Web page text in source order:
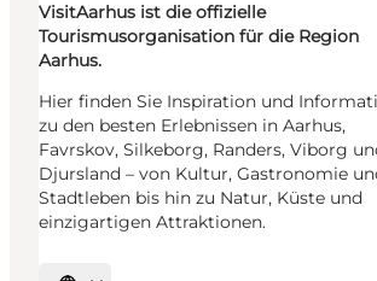
VisitAarhus ist die offizielle
Tourismusorganisation für die Region
Aarhus.
Hier finden Sie Inspiration und
zu den besten Erlebnissen in Aarhus,
Favrskov, Silkeborg, Randers, Viborg
Djursland – von Kultur, Gastronomie
Stadtleben bis hin zu Natur, Küste und
einzigartigen Attraktionen.